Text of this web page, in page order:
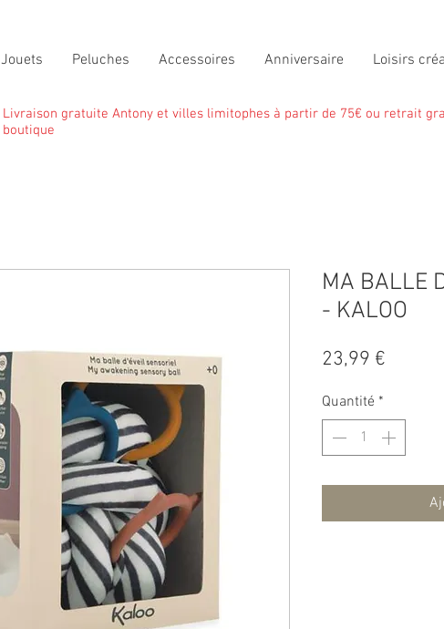
Jouets Peluches Accessoires Anniversaire Loisirs
Livraison gratuite Antony et villes limitophes à partir de 75€ ou retrait
boutique
MA BALLE
- KALOO
23,99 €
Quantité *